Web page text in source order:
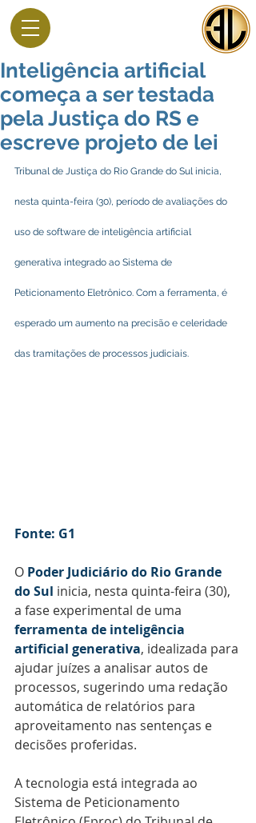
Inteligência artificial
começa a ser testada
pela Justiça do RS e
escreve projeto de lei
Tribunal de Justiça do Rio Grande do Sul inicia,
nesta quinta-feira (30), período de avaliações do
uso de software de inteligência artificial
generativa integrado ao Sistema de
Peticionamento Eletrônico. Com a ferramenta, é
esperado um aumento na precisão e celeridade
das tramitações de processos judiciais.
Fonte: G1
O Poder Judiciário do Rio Grande
do Sul inicia, nesta quinta-feira (30),
a fase experimental de uma
ferramenta de inteligência
artificial generativa, idealizada para
ajudar juízes a analisar autos de
processos, sugerindo uma redação
automática de relatórios para
aproveitamento nas sentenças e
decisões proferidas.
A tecnologia está integrada ao
Sistema de Peticionamento